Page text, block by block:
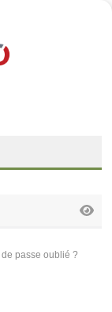
de passe oublié ?